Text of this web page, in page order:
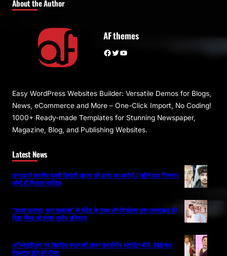
About the Author
AF themes
Facebook Twitter YouTube
Easy WordPress Websites Builder: Versatile Demos for Blogs,
News, eCommerce and More – One-Click Import, No Coding!
1000+ Ready-made Templates for Stunning Newspaper,
Magazine, Blog, and Publishing Websites.
Latest News
कनाडा में भारतीय युवती हिमांशी खुराना की हत्या का आरोपी 7 महीने बाद गिरफ्तार,
प्रेमी ही निकला कातिल
“कदम सलामत, कल सलामत” के संदेश के साथ अंग-विच्छेदन मुक्त उत्तराखंड की
दिशा में बढ़ रहे कदम: सुबोध उनियाल
अभिनेत्री तृषा पर विवादित बयान को लेकर उदयनिधि स्टालिन बोले- 100 बार
गिरफ्तार होने को तैयार